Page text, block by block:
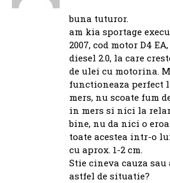
buna tuturor.
am kia sportage
2007, cod motor D4
diesel 2.0, la care
de ulei cu motorina.
functioneaza perfect
mers, nu scoate fum
in mers si nici la
bine, nu da nici o
toate acestea intr-o
cu aprox. 1-2 cm.
Stie cineva cauza
astfel de situatie?